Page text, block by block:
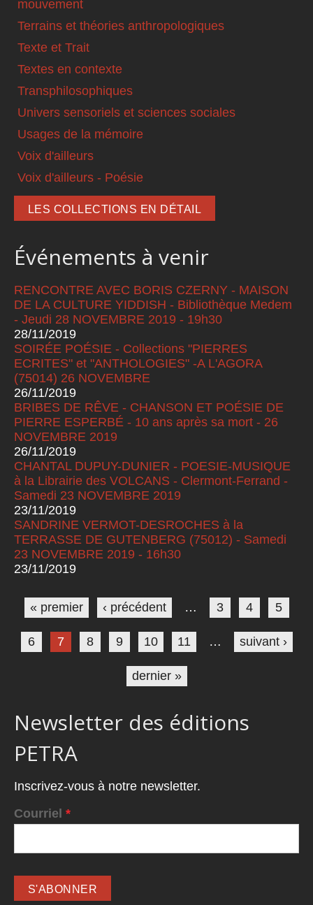
mouvement
Terrains et théories anthropologiques
Texte et Trait
Textes en contexte
Transphilosophiques
Univers sensoriels et sciences sociales
Usages de la mémoire
Voix d'ailleurs
Voix d'ailleurs - Poésie
LES COLLECTIONS EN DÉTAIL
Événements à venir
RENCONTRE AVEC BORIS CZERNY - MAISON
DE LA CULTURE YIDDISH - Bibliothèque Medem
- Jeudi 28 NOVEMBRE 2019 - 19h30
28/11/2019
SOIRÉE POÉSIE - Collections "PIERRES
ECRITES" et "ANTHOLOGIES" -A L'AGORA
(75014) 26 NOVEMBRE
26/11/2019
BRIBES DE RÊVE - CHANSON ET POÉSIE DE
PIERRE ESPERBÉ - 10 ans après sa mort - 26
NOVEMBRE 2019
26/11/2019
CHANTAL DUPUY-DUNIER - POESIE-MUSIQUE
à la Librairie des VOLCANS - Clermont-Ferrand -
Samedi 23 NOVEMBRE 2019
23/11/2019
SANDRINE VERMOT-DESROCHES à la
TERRASSE DE GUTENBERG (75012) - Samedi
23 NOVEMBRE 2019 - 16h30
23/11/2019
Pages
« premier ‹ précédent … 3 4 5
6 7 8 9 10 11 … suivant ›
dernier »
Newsletter des éditions
PETRA
Inscrivez-vous à notre newsletter.
Courriel *